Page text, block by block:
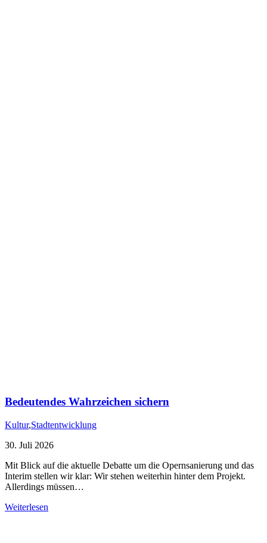
Bedeutendes Wahrzeichen sichern
Kultur,Stadtentwicklung
30. Juli 2026
Mit Blick auf die aktuelle Debatte um die Opernsanierung und das
Interim stellen wir klar: Wir stehen weiterhin hinter dem Projekt.
Allerdings müssen…
Weiterlesen